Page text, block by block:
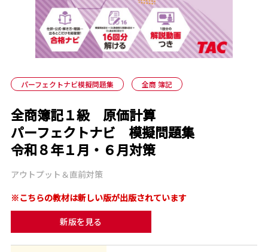
パーフェクトナビ模擬問題集 全商 簿記
全商簿記１級 原価計算
パーフェクトナビ 模擬問題集
令和８年１月・６月対策
アウトプット＆直前対策
※こちらの教材は新しい版が出版されています
新版を見る